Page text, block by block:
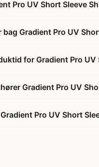
Pro UV Short Sleeve
Gradient Pro UV
for Gradient Pro
Gradient Pro UV
Pro UV Short